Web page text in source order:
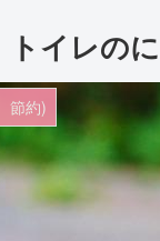
トイレの
節約)